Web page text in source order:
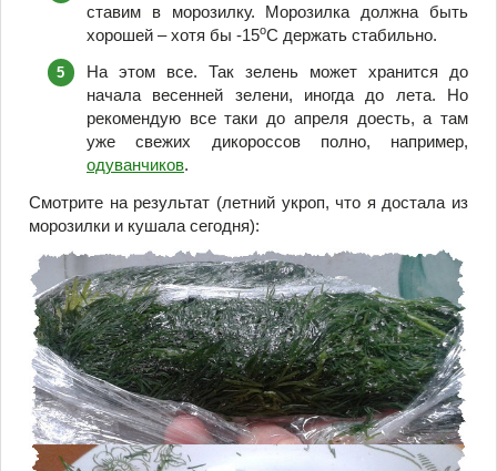
ставим в морозилку. Морозилка должна быть
хорошей – хотя бы -15oС держать стабильно.
На этом все. Так зелень может хранится до
начала весенней зелени, иногда до лета. Но
рекомендую все таки до апреля доесть, а там
уже свежих дикороссов полно, например,
одуванчиков.
Смотрите на результат (летний укроп, что я достала из
морозилки и кушала сегодня):